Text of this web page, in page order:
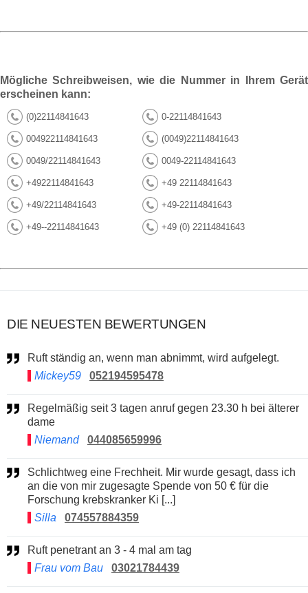
Mögliche Schreibweisen, wie die Nummer in Ihrem Gerät
erscheinen kann:
(0)22114841643 0-22114841643
004922114841643 (0049)22114841643
0049/22114841643 0049-22114841643
+4922114841643 +49 22114841643
+49/22114841643 +49-22114841643
+49--22114841643 +49 (0) 22114841643
DIE NEUESTEN BEWERTUNGEN
Ruft ständig an, wenn man abnimmt, wird aufgelegt.
Mickey59
052194595478
Regelmäßig seit 3 tagen anruf gegen 23.30 h bei älterer
dame
Niemand
044085659996
Schlichtweg eine Frechheit. Mir wurde gesagt, dass ich
an die von mir zugesagte Spende von 50 € für die
Forschung krebskranker Ki [...]
Silla
074557884359
Ruft penetrant an 3 - 4 mal am tag
Frau vom Bau
03021784439